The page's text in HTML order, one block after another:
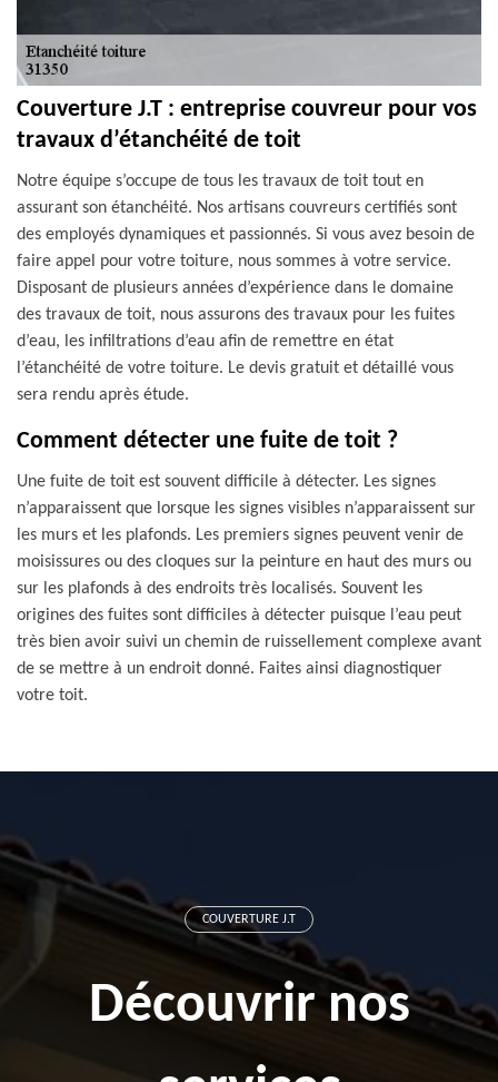
Couverture J.T : entreprise couvreur pour vos
travaux d’étanchéité de toit
Notre équipe s’occupe de tous les travaux de toit tout en
assurant son étanchéité. Nos artisans couvreurs certifiés sont
des employés dynamiques et passionnés. Si vous avez besoin de
faire appel pour votre toiture, nous sommes à votre service.
Disposant de plusieurs années d’expérience dans le domaine
des travaux de toit, nous assurons des travaux pour les fuites
d’eau, les infiltrations d’eau afin de remettre en état
l’étanchéité de votre toiture. Le devis gratuit et détaillé vous
sera rendu après étude.
Comment détecter une fuite de toit ?
Une fuite de toit est souvent difficile à détecter. Les signes
n’apparaissent que lorsque les signes visibles n’apparaissent sur
les murs et les plafonds. Les premiers signes peuvent venir de
moisissures ou des cloques sur la peinture en haut des murs ou
sur les plafonds à des endroits très localisés. Souvent les
origines des fuites sont difficiles à détecter puisque l’eau peut
très bien avoir suivi un chemin de ruissellement complexe avant
de se mettre à un endroit donné. Faites ainsi diagnostiquer
votre toit.
COUVERTURE J.T
Découvrir nos